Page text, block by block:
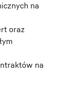
na
oraz
na